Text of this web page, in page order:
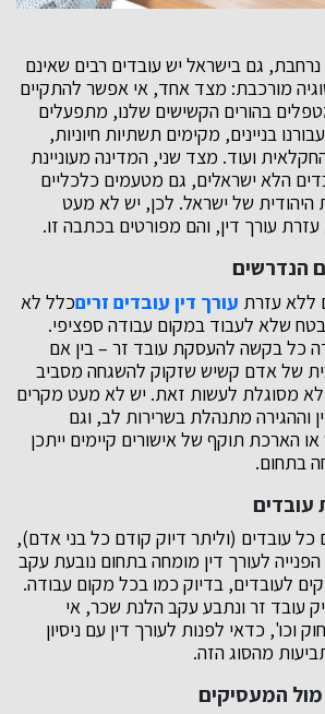
נרחבת, גם בישראל יש עובדים רבים שאינם
מורכבת: מצד אחד, אי אפשר להתקיים
בהורים הקשישים שלנו, מתפעלים
בניינים, מקימים תשתיות חיוניות,
ועוד. מצד שני, המדינה מעוניינת
הלא ישראלים, גם מטעמים כלכליים
של ישראל. לכן, יש לא מעט
עורך דין, והם מפורטים בכתבה זו.
הנדרשים
ללא עזרת עורך דין עובדים זריםכלל לא
שלא לעבוד במקום עבודה ספציפי.
כל בקשה להעסקת עובד זר – בין אם
של אדם קשיש שזקוק להשגחה מסביב
לא מסוגלת לעשות זאת. יש לא מעט מקרים
וההגירה מתנהלת בשרירות לב, וגם
הארכת תוקף של אישורים קיימים ייתכן
בתחום.
עובדים
כל עובדים (וליתר דיוק קודם כל בני אדם),
לעורך דין מומחה בתחום נובעת עקב
לעובדים, בדיוק כמו בכל מקום עבודה.
עובד זר ונתבע עקב הלנת שכר, אי
וכו', כדאי לפנות לעורך דין עם ניסיון
מהסוג הזה.
מול המעסיקים